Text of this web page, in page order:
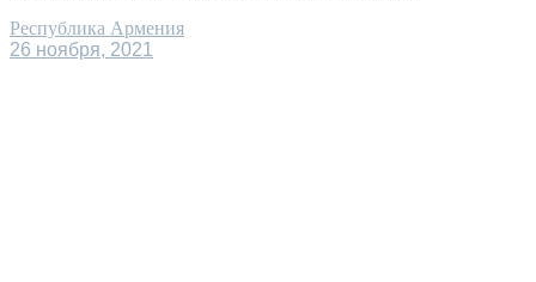
Республика Армения
26 ноября, 2021